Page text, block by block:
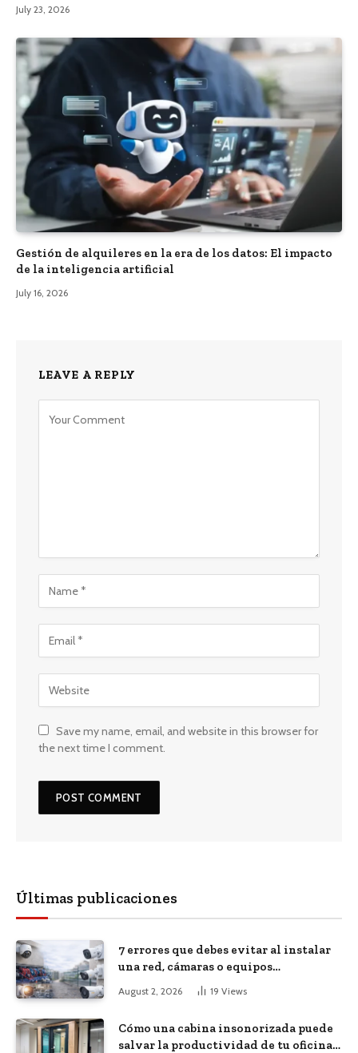
July 23, 2026
Gestión de alquileres en la era de los datos: El impacto
de la inteligencia artificial
July 16, 2026
LEAVE A REPLY
Save my name, email, and website in this browser for
the next time I comment.
Últimas publicaciones
7 errores que debes evitar al instalar
una red, cámaras o equipos
tecnológicos en una empresa
August 2, 2026 19 Views
Cómo una cabina insonorizada puede
salvar la productividad de tu oficina